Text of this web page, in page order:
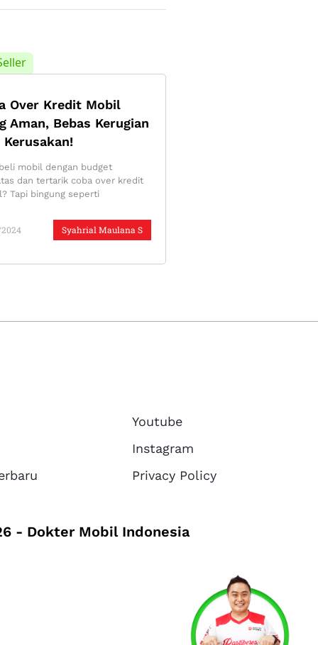
Over Kredit Mobil
Aman, Bebas Kerugian
Kerusakan!
Syahrial Maulana S
mobil dengan budget
dan tertarik coba over kredit
Tapi bingung seperti
Youtube
Instagram
Privacy Policy
- Dokter Mobil Indonesia